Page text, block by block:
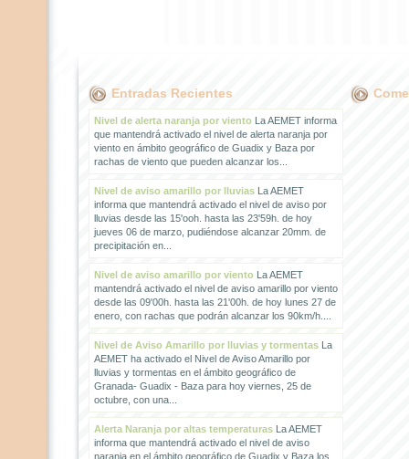
Entradas Recientes
Nivel de alerta naranja por vientoLa AEMET informa
que mantendrá activado el nivel de alerta naranja por
viento en ámbito geográfico de Guadix y Baza por
rachas de viento que pueden alcanzar los...
Nivel de aviso amarillo por lluviasLa AEMET
informa que mantendrá activado el nivel de aviso por
lluvias desde las 15'ooh. hasta las 23'59h. de hoy
jueves 06 de marzo, pudiéndose alcanzar 20mm. de
precipitación en...
Nivel de aviso amarillo por vientoLa AEMET
mantendrá activado el nivel de aviso amarillo por viento
desde las 09'00h. hasta las 21'00h. de hoy lunes 27 de
enero, con rachas que podrán alcanzar los 90km/h....
Nivel de Aviso Amarillo por lluvias y tormentasLa
AEMET ha activado el Nivel de Aviso Amarillo por
lluvias y tormentas en el ámbito geográfico de
Granada- Guadix - Baza para hoy viernes, 25 de
octubre, con una...
Alerta Naranja por altas temperaturasLa AEMET
informa que mantendrá activado el nivel de aviso
naranja en el ámbito geográfico de Guadix y Baza los